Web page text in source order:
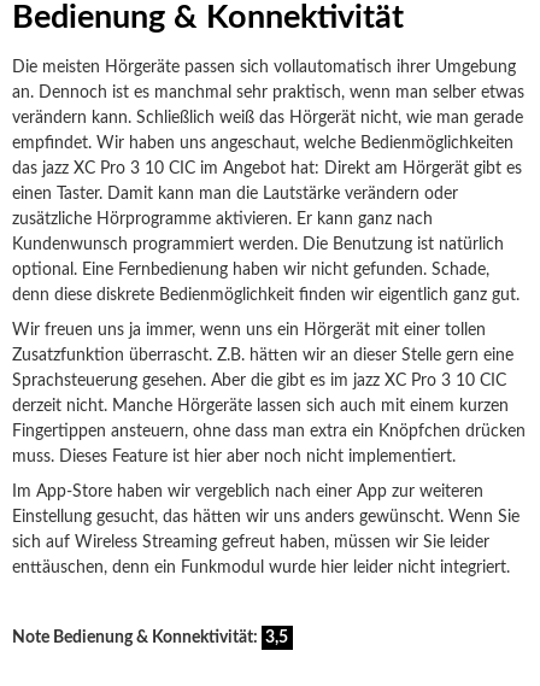
Bedienung & Konnektivität
Die meisten Hörgeräte passen sich vollautomatisch ihrer Umgebung
an. Dennoch ist es manchmal sehr praktisch, wenn man selber etwas
verändern kann. Schließlich weiß das Hörgerät nicht, wie man gerade
empfindet. Wir haben uns angeschaut, welche Bedienmöglichkeiten
das jazz XC Pro 3 10 CIC im Angebot hat: Direkt am Hörgerät gibt es
einen Taster. Damit kann man die Lautstärke verändern oder
zusätzliche Hörprogramme aktivieren. Er kann ganz nach
Kundenwunsch programmiert werden. Die Benutzung ist natürlich
optional. Eine Fernbedienung haben wir nicht gefunden. Schade,
denn diese diskrete Bedienmöglichkeit finden wir eigentlich ganz gut.
Wir freuen uns ja immer, wenn uns ein Hörgerät mit einer tollen
Zusatzfunktion überrascht. Z.B. hätten wir an dieser Stelle gern eine
Sprachsteuerung gesehen. Aber die gibt es im jazz XC Pro 3 10 CIC
derzeit nicht. Manche Hörgeräte lassen sich auch mit einem kurzen
Fingertippen ansteuern, ohne dass man extra ein Knöpfchen drücken
muss. Dieses Feature ist hier aber noch nicht implementiert.
Im App-Store haben wir vergeblich nach einer App zur weiteren
Einstellung gesucht, das hätten wir uns anders gewünscht. Wenn Sie
sich auf Wireless Streaming gefreut haben, müssen wir Sie leider
enttäuschen, denn ein Funkmodul wurde hier leider nicht integriert.
Note Bedienung & Konnektivität: 3,5